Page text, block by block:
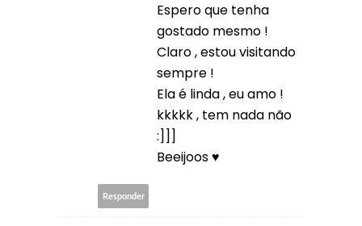
Espero que tenha
gostado mesmo !
Claro , estou visitando
sempre !
Ela é linda , eu amo !
kkkkk , tem nada não
:]]]
Beeijoos ♥
Responder